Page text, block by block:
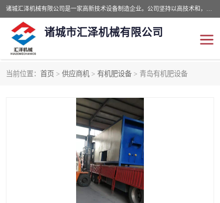
诸城汇泽机械有限公司是一家高新技术设备制造企业。公司坚持以高技术和，高服务于用户，以的环保机械制造设备赢的用户的信赖。现在主要生产死亡畜禽无害化处理和立式和卧式有机肥设备，搅拌机，烘干机，高温发酵机等。污水处理设备，固液分离机。气浮机，化制机等。公司秉承品质，用户至上，科技创新的经营理。
诸城市汇泽机械有限公司
当前位置： 首页 > 供应商机 > 有机肥设备 > 青岛有机肥设备
有机肥设备
纳米膜好氧发酵堆肥机 粪污烘干酶体机
纳米膜发酵
分子膜堆肥仓